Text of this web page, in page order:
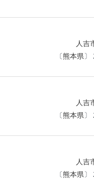
人吉
〔熊本県〕
人吉
〔熊本県〕
人吉
〔熊本県〕